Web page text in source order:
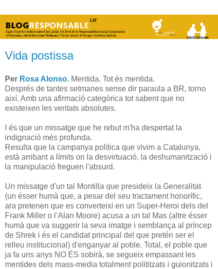
Vida postissa
Per Rosa Alonso. Mentida. Tot és mentida.
Després de tantes setmanes sense dir paraula a BR, torno
així. Amb una afirmació categòrica tot sabent que no
existeixen les veritats absolutes.
I és que un missatge que he rebut m'ha despertat la
indignació més profunda.
Resulta que la campanya política que vivim a Catalunya,
està arribant a límits on la desvirtuació, la deshumanització i
la manipulació freguen l'absurd.
Un missatge d'un tal Montilla que presideix la Generalitat
(un ésser humà que, a pesar del seu tractament honorífic,
ara pretenen que es converteixi en un Super-Heroi dels del
Frank Miller o l’Alan Moore) acusa a un tal Mas (altre ésser
humà que va suggerir la seva imatge i semblança al príncep
de Shrek i és el candidat principal del que pretén ser el
relleu institucional) d'enganyar al poble. Total, el poble que
ja fa uns anys NO ÉS sobirà, se segueix empassant les
mentides dels mass-media totalment polititzats i guionitzats i